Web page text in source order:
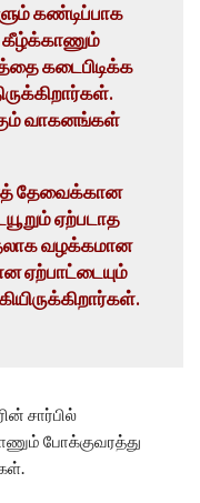
கண்டிப்பாக
கீழ்க்காணும்
கடைபிடிக்க
வாகனங்கள்
தேவைக்கான
ஏற்படாத
வழக்கமான
ஏற்பாட்டையும்
சார்பில்
போக்குவரத்து